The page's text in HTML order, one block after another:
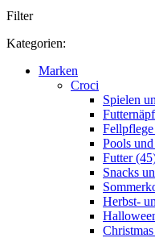
Filter
Kategorien:
Marken
Croci
Spielen
Pools
Futter
Snacks
Herbst-